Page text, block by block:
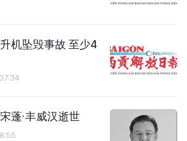
机坠毁事故 至少4
蓬·丰威汉逝世